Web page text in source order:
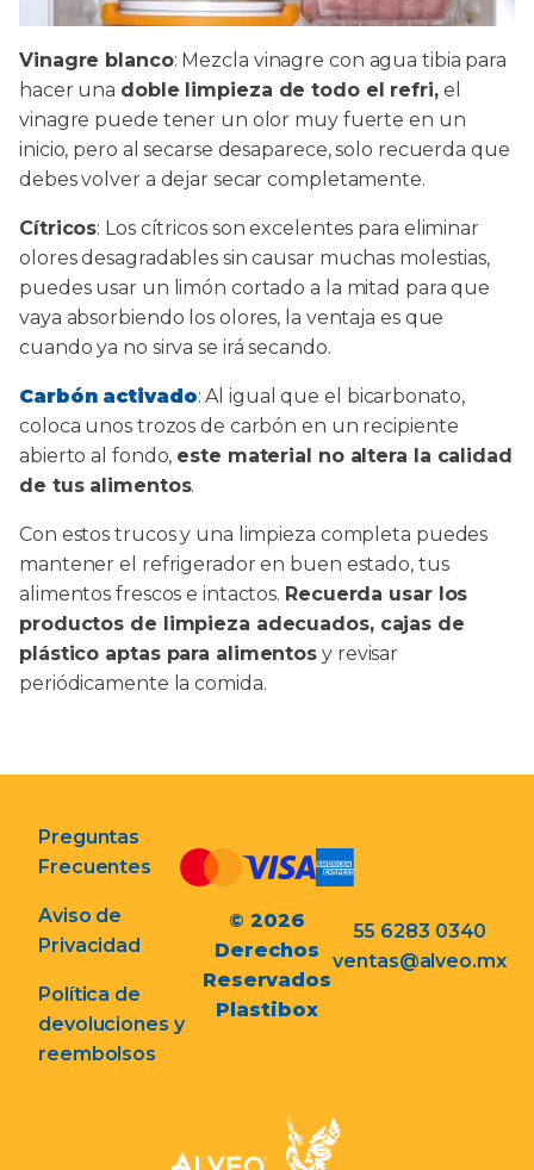
Vinagre blanco: Mezcla vinagre con agua tibia para
hacer una doble limpieza de todo el refri,el
vinagre puede tener un olor muy fuerte en un
inicio, pero al secarse desaparece, solo recuerda que
debes volver a dejar secar completamente.
Cítricos: Los cítricos son excelentes para eliminar
olores desagradables sin causar muchas molestias,
puedes usar un limón cortado a la mitad para que
vaya absorbiendo los olores, la ventaja es que
cuando ya no sirva se irá secando.
Carbón activado: Al igual que el bicarbonato,
coloca unos trozos de carbón en un recipiente
abierto al fondo, este material no altera la calidad
de tus alimentos.
Con estos trucos y una limpieza completa puedes
mantener el refrigerador en buen estado, tus
alimentos frescos e intactos. Recuerda usar los
productos de limpieza adecuados, cajas de
plástico aptas para alimentos y revisar
periódicamente la comida.
Preguntas
Frecuentes
Aviso de
Privacidad
Política de
devoluciones y
reembolsos
© 2026
Derechos
Reservados
Plastibox
55 6283 0340
ventas@alveo.mx